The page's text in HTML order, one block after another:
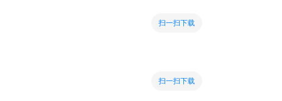
扫一扫下载
扫一扫下载